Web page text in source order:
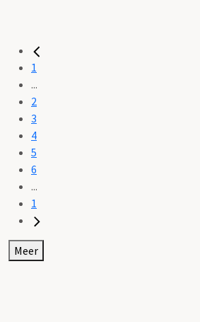
1
...
2
3
4
5
6
...
1
Meer